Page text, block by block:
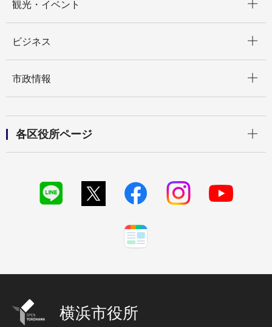
観光・イベント
ビジネス
市政情報
各区役所ページ
横浜市役所